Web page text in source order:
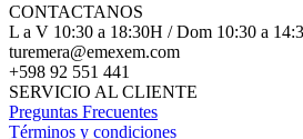
CONTACTANOS
L a V 10:30 a 18:30H / Dom 10:30 a
turemera@emexem.com
+598 92 551 441
SERVICIO AL CLIENTE
Preguntas Frecuentes
Términos y condiciones